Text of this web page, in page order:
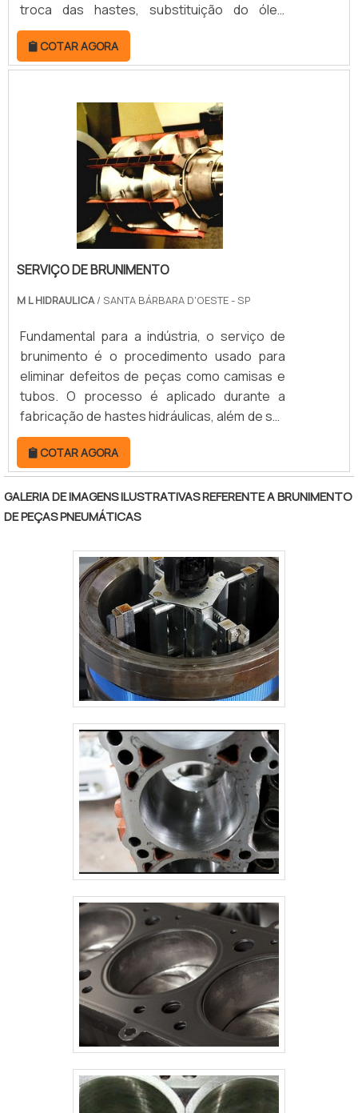
troca das hastes, substituição do óleo
hidráulico, limpeza de todas as peças e
retificação de novas peças. Essas atividades
têm a possibilidade de serem realizados para
desempenho de modo seguro e eficiente
mais uma vez. REFORMA DE CILINDROS PARA
DIFERENTES SETORES INDUSTRIAISA reforma
é um trabalho que.
COTAR AGORA
SERVIÇO DE BRUNIMENTO
M L HIDRAULICA/ SANTA BÁRBARA D'OESTE - SP
Fundamental para a indústria, o serviço de
brunimento é o procedimento usado para
eliminar defeitos de peças como camisas e
tubos. O processo é aplicado durante a
fabricação de hastes hidráulicas, além de ser
amplamente difundido em cilindros de
motores, tubos e canos de disparo.O
brunimento é feito em máquinas
retificadoras, equipadas com materiais
abrasivos que entram em contato com a
brunimento. Todo o processo é executado
lentamente enquanto o brunidor se.
COTAR AGORA
GALERIA DE IMAGENS ILUSTRATIVAS REFERENTE A BRUNIMENTO
DE PEÇAS PNEUMÁTICAS